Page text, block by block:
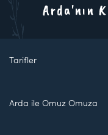
Arda'nın
Tarifler
Arda ile Omuz Omuza